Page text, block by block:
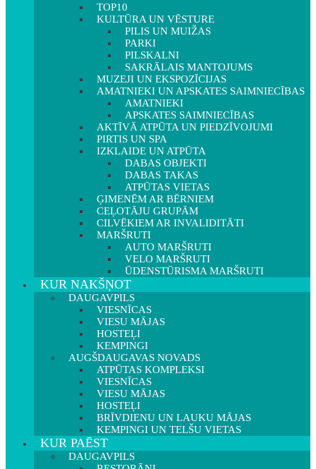
TOP10
KULTŪRA UN VĒSTURE
PILIS UN MUIŽAS
PARKI
PILSKALNI
SAKRĀLAIS MANTOJUMS
MUZEJI UN EKSPOZĪCIJAS
AMATNIEKI UN APSKATES SAIMNIECĪBAS
AMATNIEKI
APSKATES SAIMNIECĪBAS
AKTĪVĀ ATPŪTA UN PIEDZĪVOJUMI
PIRTIS UN SPA
IZKLAIDE UN ATPŪTA
DABAS OBJEKTI
DABAS TAKAS
ATPŪTAS VIETAS
ĢIMENĒM AR BĒRNIEM
CEĻOTĀJU GRUPĀM
CILVĒKIEM AR INVALIDITĀTI
MARŠRUTI
AUTO MARŠRUTI
VELO MARŠRUTI
ŪDENSTŪRISMA MARŠRUTI
KUR NAKŠŅOT
DAUGAVPILS
VIESNĪCAS
VIESU MĀJAS
HOSTEĻI
KEMPINGI
AUGŠDAUGAVAS NOVADS
ATPŪTAS KOMPLEKSI
VIESNĪCAS
VIESU MĀJAS
HOSTEĻI
BRĪVDIENU UN LAUKU MĀJAS
KEMPINGI UN TELŠU VIETAS
KUR PAĒST
DAUGAVPILS